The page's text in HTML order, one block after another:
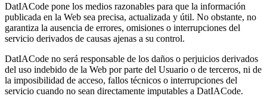
DatIACode pone los medios razonables para que la información
publicada en la Web sea precisa, actualizada y útil. No obstante, no
garantiza la ausencia de errores, omisiones o interrupciones del
servicio derivados de causas ajenas a su control.
DatIACode no será responsable de los daños o perjuicios derivados
del uso indebido de la Web por parte del Usuario o de terceros, ni de
la imposibilidad de acceso, fallos técnicos o interrupciones del
servicio cuando no sean directamente imputables a DatIACode.